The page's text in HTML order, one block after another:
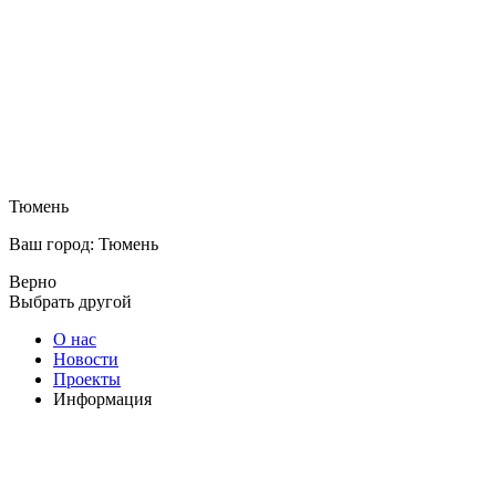
Тюмень
Ваш город: Тюмень
Верно
Выбрать другой
О нас
Новости
Проекты
Информация